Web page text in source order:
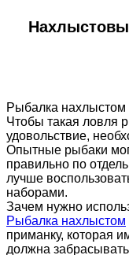
Рыбалка нахлыстом
Чтобы такая ловля
удовольствие,
Опытные рыбаки
правильно по
лучше
наборами.
Зачем нужно
Рыбалка нахлыстом
приманку, которая
должна